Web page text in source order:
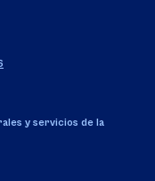
y servicios de la